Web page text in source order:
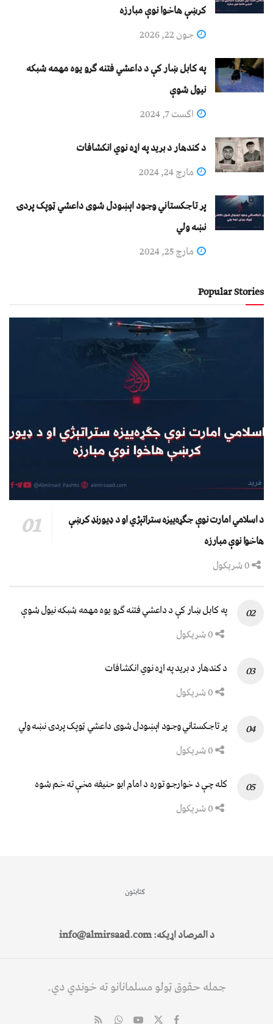
کرښې هاخوا نوې مبارزه
جون 22, 2026
په کابل ښار کې د داعشي فتنه ګرو يوه مهمه شبکه
نيول شوې
اگست 7, 2024
د کندهار د برید په اړه نوي انکشافات
مارچ 24, 2024
پر تاجکستاني وجود اېښودل شوی داعشي ټوپک پردۍ
نښه ولي
مارچ 25, 2024
Popular Stories
د اسلامي امارت نوې جګړه‌ییزه ستراتېژي او د ډیورنډ کرښې
هاخوا نوې مبارزه
په کابل ښار کې د داعشي فتنه ګرو يوه مهمه شبکه نيول شوې
د کندهار د برید په اړه نوي انکشافات
پر تاجکستاني وجود اېښودل شوی داعشي ټوپک پردۍ نښه ولي
کله چې د خوارجو توره د امام ابو حنیفه مخې ته خم شوه
کتابتون
د المرصاد اړیکه: info@almirsaad.com
جمله حقوق ټولو مسلمانانو ته خوندي دي.